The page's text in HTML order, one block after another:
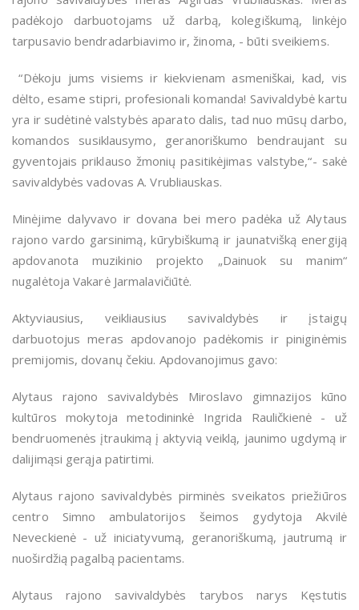
padėkojo darbuotojams už darbą, kolegiškumą, linkėjo
tarpusavio bendradarbiavimo ir, žinoma, - būti sveikiems.
“Dėkoju jums visiems ir kiekvienam asmeniškai, kad, vis
dėlto, esame stipri, profesionali komanda! Savivaldybė kartu
yra ir sudėtinė valstybės aparato dalis, tad nuo mūsų darbo,
komandos susiklausymo, geranoriškumo bendraujant su
gyventojais priklauso žmonių pasitikėjimas valstybe,“- sakė
savivaldybės vadovas A. Vrubliauskas.
Minėjime dalyvavo ir dovana bei mero padėka už Alytaus
rajono vardo garsinimą, kūrybiškumą ir jaunatvišką energiją
apdovanota muzikinio projekto „Dainuok su manim“
nugalėtoja Vakarė Jarmalavičiūtė.
Aktyviausius, veikliausius savivaldybės ir įstaigų
darbuotojus meras apdovanojo padėkomis ir piniginėmis
premijomis, dovanų čekiu. Apdovanojimus gavo:
Alytaus rajono savivaldybės Miroslavo gimnazijos kūno
kultūros mokytoja metodininkė Ingrida Rauličkienė - už
bendruomenės įtraukimą į aktyvią veiklą, jaunimo ugdymą ir
dalijimąsi gerąja patirtimi.
Alytaus rajono savivaldybės pirminės sveikatos priežiūros
centro Simno ambulatorijos šeimos gydytoja Akvilė
Neveckienė - už iniciatyvumą, geranoriškumą, jautrumą ir
nuoširdžią pagalbą pacientams.
Alytaus rajono savivaldybės tarybos narys Kęstutis